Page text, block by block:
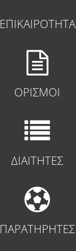
ΕΠΙΚΑΙΡΟΤΗΤΑ
ΟΡΙΣΜΟΙ
ΔΙΑΙΤΗΤΕΣ
ΠΑΡΑΤΗΡΗΤΕΣ